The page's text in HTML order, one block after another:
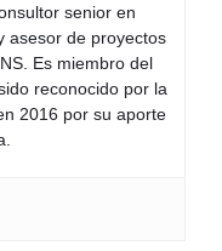
senior en
asesor de proyectos
Es miembro del
reconocido por la
2016 por su aporte